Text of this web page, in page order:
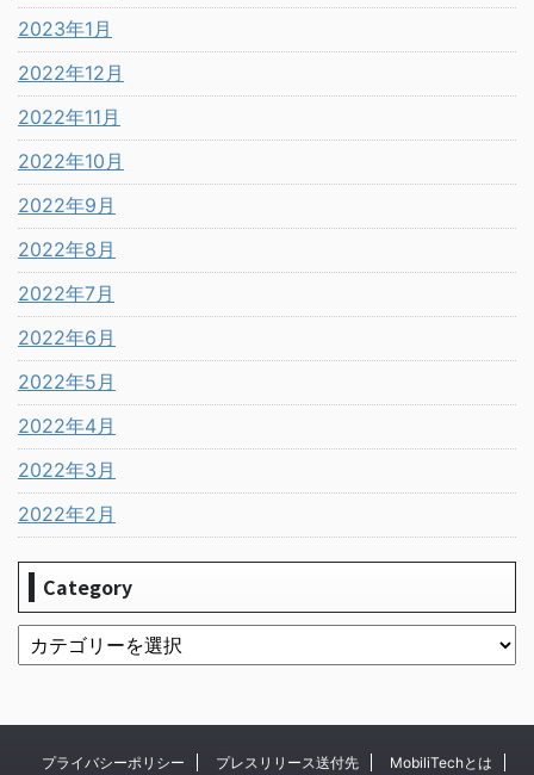
2023年1月
2022年12月
2022年11月
2022年10月
2022年9月
2022年8月
2022年7月
2022年6月
2022年5月
2022年4月
2022年3月
2022年2月
Category
プライバシーポリシー プレスリリース送付先 MobiliTechとは